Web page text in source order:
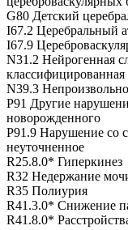
G80 Детский
I67.2 Церебральный
I67.9
N31.2 Нейрогенная
N39.3
P91 Другие
новорожденного
P91.9 Нарушение со
неуточненное
R25.8.0* Гиперкинез
R32 Недержание
R35 Полиурия
R41.3.0* Снижение
R41.8.0*